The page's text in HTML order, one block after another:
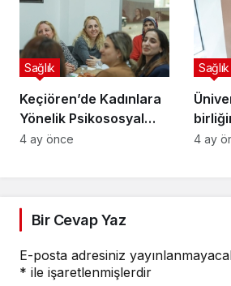
Keçiören’de Kadınlara
Yönelik Psikososyal
Destek Programı
Sağlık
4 ay önce
Sağlık
4 ay
Bir Cevap Yaz
E-posta adresiniz
* ile işaretlenmişlerdir